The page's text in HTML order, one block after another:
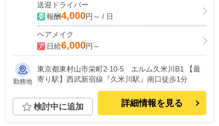
送迎ドライバー
報酬4,000円～ / 日
ヘアメイク
日給6,000円～
勤務地
東京都東村山市栄町2-10-5 エルム久米川B1 【最
寄り駅】西武新宿線『久米川駅』南口徒歩1分
検討中に追加 詳細情報を見る